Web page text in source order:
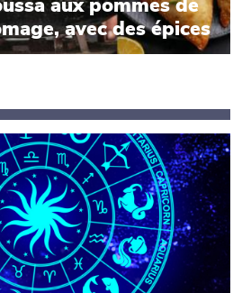
aux pommes de
avec des épices